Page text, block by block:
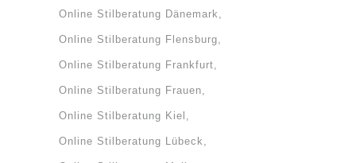
Online Stilberatung Dänemark
Online Stilberatung Flensburg
Online Stilberatung Frankfurt
Online Stilberatung Frauen
Online Stilberatung Kiel
Online Stilberatung Lübeck